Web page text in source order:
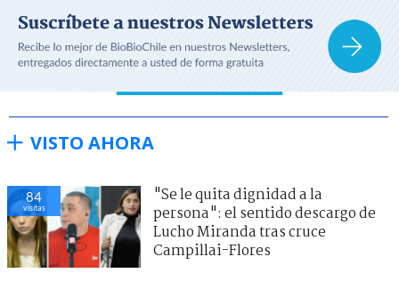
VISTO AHORA
84
visitas
"Se le quita dignidad a la
persona": el sentido descargo de
Lucho Miranda tras cruce
Campillai-Flores